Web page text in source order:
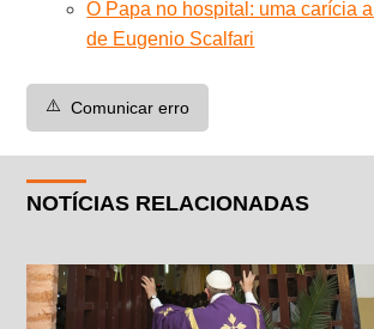
O Papa no hospital: uma carícia
de Eugenio Scalfari
⚠️ Comunicar erro
NOTÍCIAS RELACIONADAS